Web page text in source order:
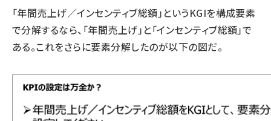
「年間売上げ／インセンティブ総額」というKGIを構成要素
で分解するなら、「年間売上げ」と「インセンティブ総額」で
ある。これをさらに要素分解したのが以下の図だ。